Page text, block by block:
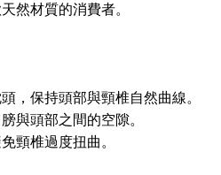
然材質的消費者。
，保持頭部與頸椎自然曲線。
與頭部之間的空隙。
頸椎過度扭曲。